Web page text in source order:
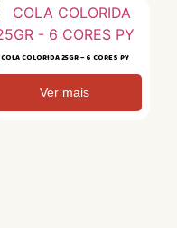
COLA COLORIDA 25GR – 6 CORES PY
Ver mais